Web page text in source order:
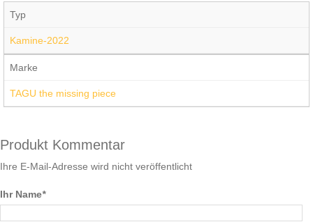
Typ
Kamine-2022
Marke
TAGU the missing piece
Produkt Kommentar
Ihre E-Mail-Adresse wird nicht veröffentlicht
Ihr Name*